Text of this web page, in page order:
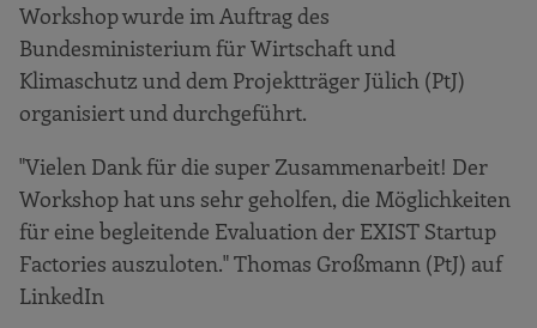
Workshop wurde im Auftrag des
Bundesministerium für Wirtschaft und
Klimaschutz und dem Projektträger Jülich (PtJ)
organisiert und durchgeführt.
"Vielen Dank für die super Zusammenarbeit! Der
Workshop hat uns sehr geholfen, die Möglichkeiten
für eine begleitende Evaluation der EXIST Startup
Factories auszuloten." Thomas Großmann (PtJ) auf
LinkedIn